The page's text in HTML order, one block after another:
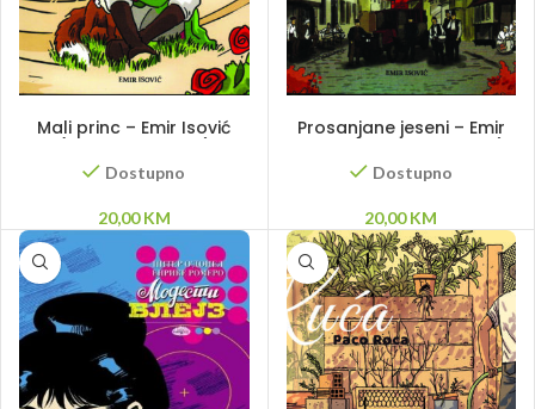
Mali princ – Emir Isović
(grafička novela)
Dostupno
20,00KM
Prosanjane jeseni – Emir
Isović (grafička novela)
Dostupno
20,00KM